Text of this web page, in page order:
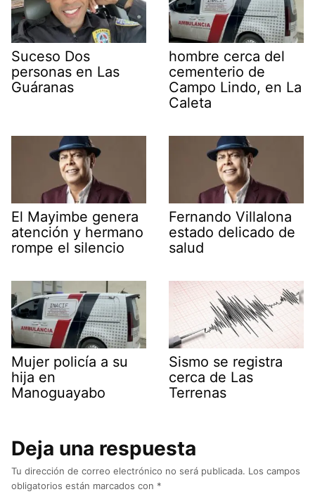
Suceso Dos
personas en Las
Guáranas
hombre cerca del
cementerio de
Campo Lindo, en La
Caleta
El Mayimbe genera
atención y hermano
rompe el silencio
Fernando Villalona
estado delicado de
salud
Mujer policía a su
hija en
Manoguayabo
Sismo se registra
cerca de Las
Terrenas
Deja una respuesta
Tu dirección de correo electrónico no será publicada. Los campos
obligatorios están marcados con *